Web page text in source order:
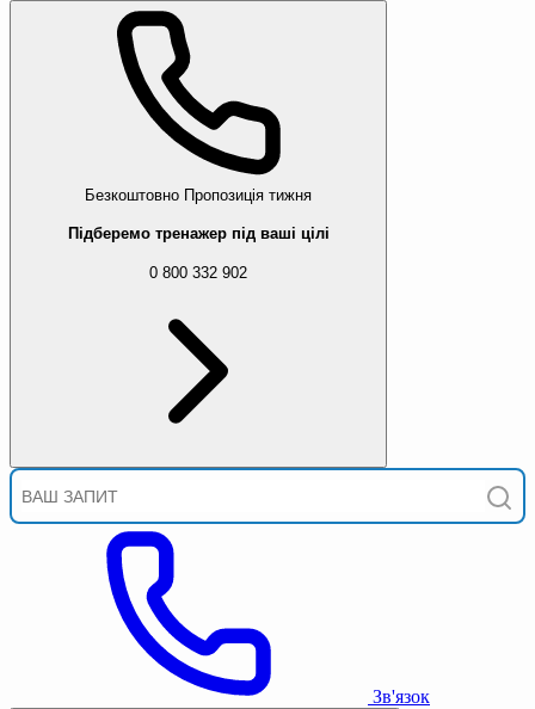
Безкоштовно Пропозиція тижня
Підберемо тренажер під ваші цілі
0 800 332 902
Зв'язок